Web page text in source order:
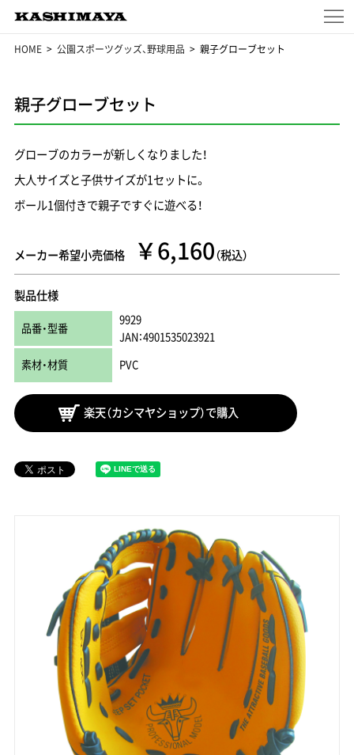
HOME 公園スポーツグッズ、野球用品 親子グローブセット
親子グローブセット
グローブのカラーが新しくなりました！
大人サイズと子供サイズが1セットに。
ボール1個付きで親子ですぐに遊べる！
メーカー希望小売価格 ￥6,160 （税込）
製品仕様
品番・型番
9929
JAN：4901535023921
素材・材質
PVC
楽天（カシマヤショップ）で購入